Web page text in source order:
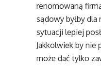
renomowaną
sądowy byłby
sytuacji lepiej
Jakkolwiek by nie
może dać tylko